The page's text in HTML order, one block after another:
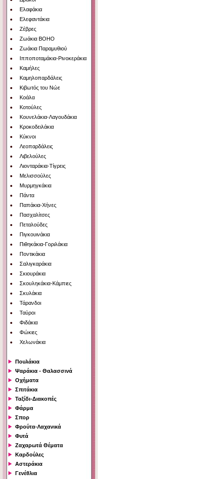
Ελαφάκια
Ελεφαντάκια
Ζέβρες
Ζωάκια BOHO
Ζωάκια Παραμυθιού
Ιπποποταμάκια-Ρινοκεράκια
Καμήλες
Καμηλοπαρδάλεις
Κιβωτός του Νώε
Κοάλα
Κοτούλες
Κουνελάκια-Λαγουδάκια
Κροκοδειλάκια
Κύκνοι
Λεοπαρδάλεις
Λιβελούλες
Λιονταράκια-Τίγρεις
Μελισσούλες
Μυρμηγκάκια
Πάντα
Παπάκια-Χήνες
Πασχαλίτσες
Πεταλούδες
Πιγκουινάκια
Πιθηκάκια-Γοριλάκια
Ποντικάκια
Σαλιγκαράκια
Σκιουράκια
Σκουληκάκια-Κάμπιες
Σκυλάκια
Τάρανδοι
Ταύροι
Φιδάκια
Φώκιες
Χελωνάκια
Πουλάκια
Ψαράκια - Θαλασσινά
Οχήματα
Σπιτάκια
Ταξίδι-Διακοπές
Φάρμα
Σπορ
Φρούτα-Λαχανικά
Φυτά
Ζαχαρωτά Θέματα
Καρδούλες
Αστεράκια
Γενέθλια